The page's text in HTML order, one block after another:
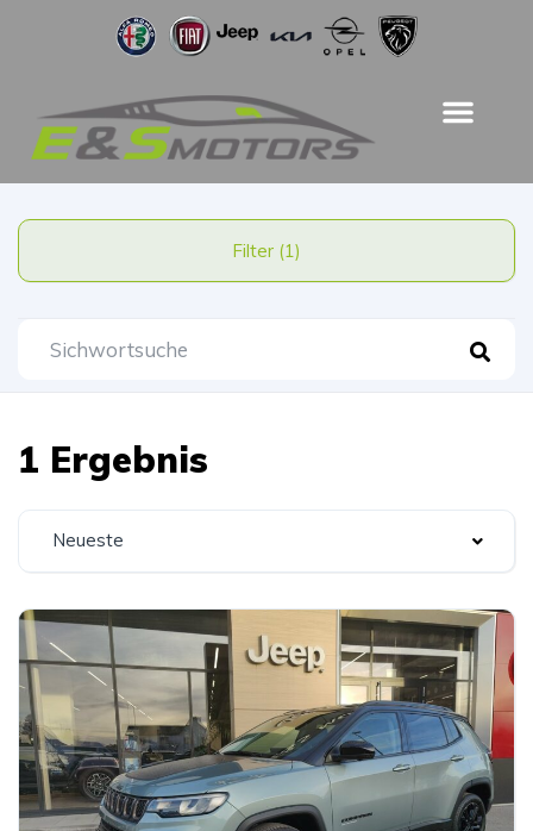
Filter (1)
1 Ergebnis
Neueste